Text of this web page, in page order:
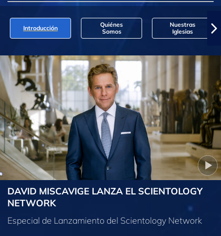
Introducción
Quiénes
Somos
Nuestras
Iglesias
DAVID MISCAVIGE LANZA EL SCIENTOLOGY
NETWORK
Especial de Lanzamiento del Scientology Network